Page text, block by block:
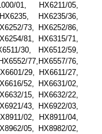
01, HX6211/05,
HX6235/36,
73, HX6252/86,
81, HX6315/71,
30, HX6512/59,
77,HX6557/76,
29, HX6611/27,
52, HX6631/02,
15, HX6632/22,
43, HX6922/03,
02, HX8911/04,
05, HX8982/02,